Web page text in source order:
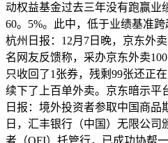
动权益基金过去三年没有跑赢业
60。5%。此中，低于业绩基准跨
杭州日报：12月7日晚，京东外
名网友反馈称，采办京东外卖
只收回了1张券，残剩99张还正
续下了上百单外卖。京东暗示平
日报：境外投资者参取中国商品
日，汇丰银行（中国）无限公司
者（QFI）托管行，已成功协帮